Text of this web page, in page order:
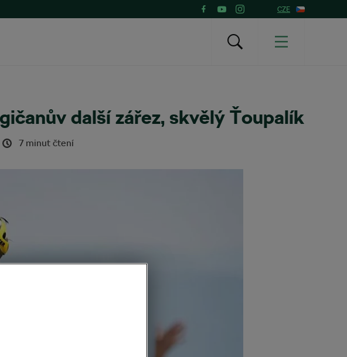
CZE
další zářez, skvělý Ťoupalík
7 minut čtení